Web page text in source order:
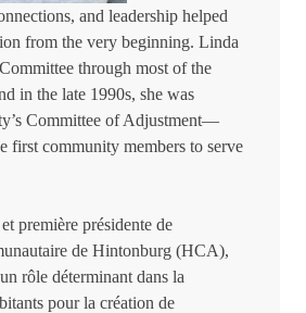
and leadership helped
from the very beginning. Linda
through most of the
in the late 1990s, she was
Committee of Adjustment—
first community members to serve
première présidente de
de Hintonburg (HCA),
rôle déterminant dans la
pour la création de